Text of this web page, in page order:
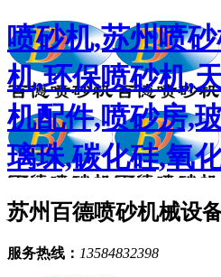
喷砂机,苏州喷
机,环保喷砂机,
机配件,喷砂房,
璃珠,碳化硅,氧
苏州百德喷砂机械设
服务热线： 13584832398